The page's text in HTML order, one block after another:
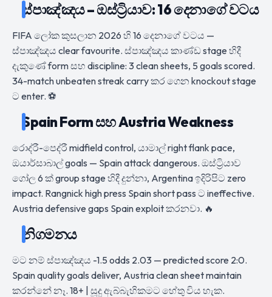
ස්පාඤ්ඤය – ඔස්ට්‍රියාව: 16 දෙනාගේ වටය
FIFA ලෝක කුසලාන 2026 හි 16 දෙනාගේ වටය —
ස්පාඤ්ඤය clear favourite. ස්පාඤ්ඤය කාණ්ඩ stage හිදී
දැකුණේ form සහ discipline: 3 clean sheets, 5 goals scored.
34-match unbeaten streak carry කර ගෙන knockout stage
ට enter. ⚽
Spain Form සහ Austria Weakness
රොද්රී-පෙද්රී midfield control, යාමාල් right flank pace,
ඔයාර්සාබාල් goals — Spain attack dangerous. ඔස්ට්‍රියාව
ගෝල 6 ක් group stage හිදී දුන්නා, Argentina ඉදිරිපිට zero
impact. Rangnick high press Spain short pass ට ineffective.
Austria defensive gaps Spain exploit කරනවා. 🔥
නිගමනය
මට නම් ස්පාඤ්ඤය -1.5 odds 2.03 — predicted score 2:0.
Spain quality goals deliver, Austria clean sheet maintain
කරන්නේ නෑ. 18+ | සූදු ඇබ්බැහිකමට හේතු විය හැක.